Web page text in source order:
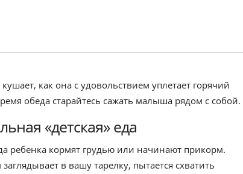
как она с удовольствием уплетает горячий
обеда старайтесь сажать малыша рядом с собой.
«детская» еда
ребенка кормят грудью или начинают прикорм.
в вашу тарелку, пытается схватить